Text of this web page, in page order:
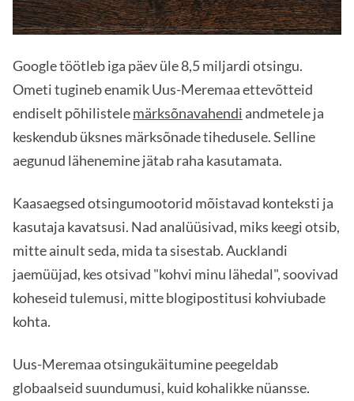
Google töötleb iga päev üle 8,5 miljardi otsingu.
Ometi tugineb enamik Uus-Meremaa ettevõtteid
endiselt põhilistelemärksõnavahendi andmetele ja
keskendub üksnes märksõnade tihedusele. Selline
aegunud lähenemine jätab raha kasutamata.
Kaasaegsed otsingumootorid mõistavad konteksti ja
kasutaja kavatsusi. Nad analüüsivad, miks keegi otsib,
mitte ainult seda, mida ta sisestab. Aucklandi
jaemüüjad, kes otsivad "kohvi minu lähedal", soovivad
koheseid tulemusi, mitte blogipostitusi kohviubade
kohta.
Uus-Meremaa otsingukäitumine peegeldab
globaalseid suundumusi, kuid kohalikke nüansse.